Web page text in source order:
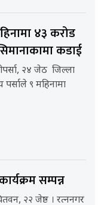
४३ करोड
कडाई
२४ जेठ जिल्ला
पर्साले ९ महिनामा
सम्पन्न
२२ जेष्ठ । रत्ननगर